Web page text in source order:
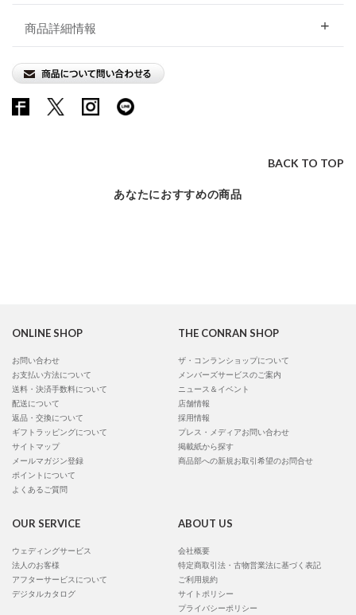
商品詳細情報
BACK TO TOP
あなたにおすすめの商品
ONLINE SHOP
お問い合わせ
お支払い方法について
送料・決済手数料について
配送について
返品・交換について
ギフトラッピングについて
サイトマップ
メールマガジン登録
ポイントについて
よくあるご質問
THE CONRAN SHOP
ザ・コンランショップについて
メンバーズサービスのご案内
ニュース＆イベント
店舗情報
採用情報
プレス・メディアお問い合わせ
掲載紙から探す
商品部への新規お取引希望のお問合せ
OUR SERVICE
ウェディングサービス
法人のお客様
アフターサービスについて
デジタルカタログ
ABOUT US
会社概要
特定商取引法・古物営業法に基づく表記
ご利用規約
サイトポリシー
プライバシーポリシー